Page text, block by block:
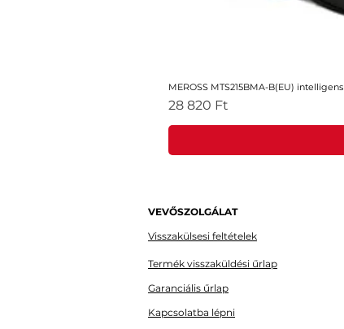
MEROSS MTS215BMA-B(EU)
Ár
28 820 Ft
VEVŐSZOLGÁLAT
Visszakülsesi feltételek
Termék visszaküldési űrlap
Garanciális űrlap
Kapcsolatba lépni